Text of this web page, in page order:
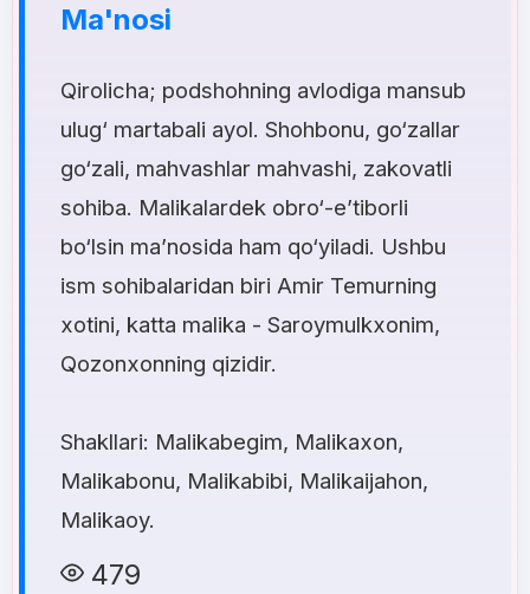
Ma'nosi
Qirolicha; podshohning avlodiga mansub
ulug‘ martabali ayol. Shohbonu, go‘zallar
go‘zali, mahvashlar mahvashi, zakovatli
sohiba. Malikalardek obro‘-e’tiborli
bo‘lsin ma’nosida ham qo‘yiladi. Ushbu
ism sohibalaridan biri Amir Temurning
xotini, katta malika - Saroymulkxonim,
Qozonxonning qizidir.
Shakllari: Malikabegim, Malikaxon,
Malikabonu, Malikabibi, Malikaijahon,
Malikaoy.
479